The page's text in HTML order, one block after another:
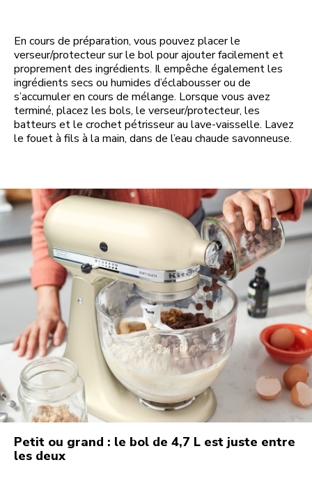
En cours de préparation, vous pouvez placer le
verseur/protecteur sur le bol pour ajouter facilement et
proprement des ingrédients. Il empêche également les
ingrédients secs ou humides d’éclabousser ou de
s’accumuler en cours de mélange. Lorsque vous avez
terminé, placez les bols, le verseur/protecteur, les
batteurs et le crochet pétrisseur au lave-vaisselle. Lavez
le fouet à fils à la main, dans de l’eau chaude savonneuse.
Petit ou grand : le bol de 4,7 L est juste entre
les deux